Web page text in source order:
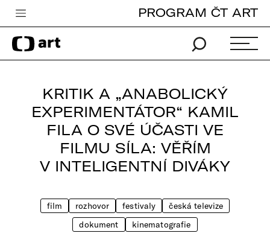
Česká televize
Zpravodajství
iVysílání
TV program
Vše o ČT
PROGRAM ČT ART
KRITIK A „ANABOLICKÝ
EXPERIMENTÁTOR“ KAMIL
FILA O SVÉ ÚČASTI VE
FILMU SÍLA: VĚŘÍM
V INTELIGENTNÍ DIVÁKY
film rozhovor festivaly
česká televize
dokument
kinematografie